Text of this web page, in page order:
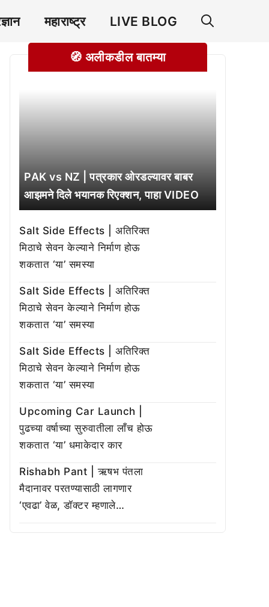
महाराष्ट्र LIVE BLOG
🧭 अलीकडील बातम्या
PAK vs NZ | पत्रकार ओरडल्यावर बाबर
आझमने दिले भयानक रिएक्शन, पाहा VIDEO
Salt Side Effects | अतिरिक्त
मिठाचे सेवन केल्याने निर्माण होऊ
शकतात ‘या’ समस्या
Salt Side Effects | अतिरिक्त
मिठाचे सेवन केल्याने निर्माण होऊ
शकतात ‘या’ समस्या
Salt Side Effects | अतिरिक्त
मिठाचे सेवन केल्याने निर्माण होऊ
शकतात ‘या’ समस्या
Upcoming Car Launch |
पुढच्या वर्षाच्या सुरुवातीला लाँच होऊ
शकतात ‘या’ धमाकेदार कार
Rishabh Pant | ऋषभ पंतला
मैदानावर परतण्यासाठी लागणार
‘एवढा’ वेळ, डॉक्टर म्हणाले…